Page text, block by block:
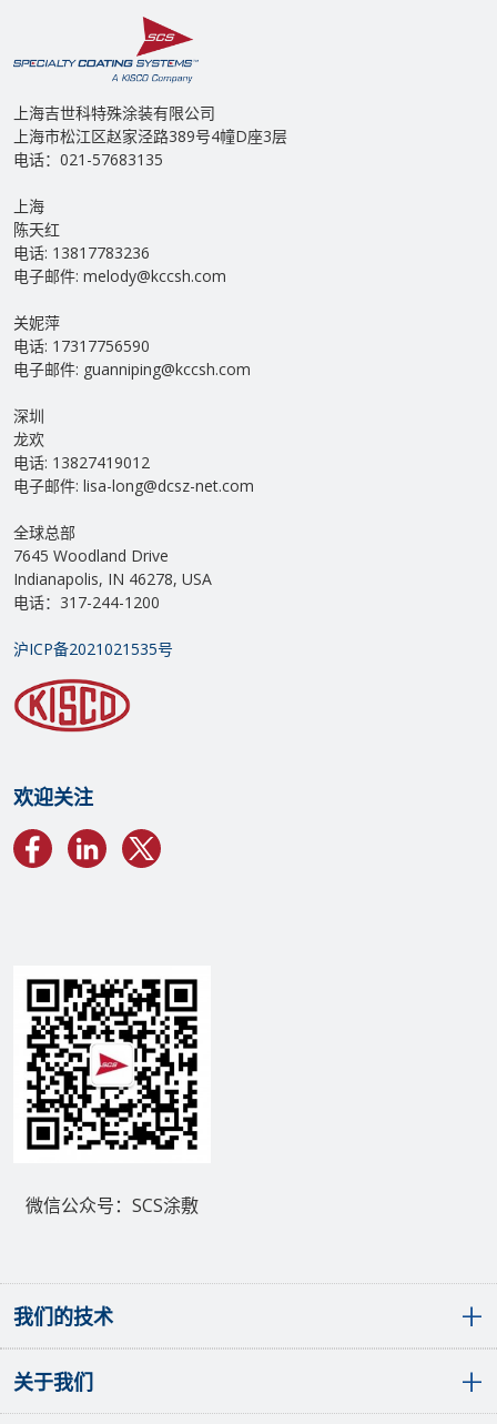
上海吉世科特殊涂装有限公司
上海市松江区赵家泾路389号4幢D座3层
电话：021-57683135
上海
陈天红
电话: 13817783236
电子邮件: melody@kccsh.com
关妮萍
电话: 17317756590
电子邮件: guanniping@kccsh.com
深圳
龙欢
电话: 13827419012
电子邮件: lisa-long@dcsz-net.com
全球总部
7645 Woodland Drive
Indianapolis, IN 46278, USA
电话：317-244-1200
沪ICP备2021021535号
欢迎关注
微信公众号：SCS涂敷
我们的技术
敷形涂层概览
聚对二甲苯（派瑞林）敷形涂层
关于我们